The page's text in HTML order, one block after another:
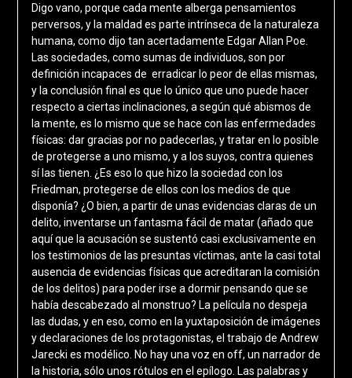
Digo vano, porque cada mente alberga pensamientos
perversos, y la maldad es parte intrínseca de la naturaleza
humana, como dijo tan acertadamente Edgar Allan Poe.
Las sociedades, como sumas de individuos, son por
definición incapaces de erradicar lo peor de ellas mismas,
y la conclusión final es que lo único que uno puede hacer
respecto a ciertas inclinaciones, a según qué abismos de
la mente, es lo mismo que se hace con las enfermedades
físicas: dar gracias por no padecerlas, y tratar en lo posible
de protegerse a uno mismo, y a los suyos, contra quienes
sí las tienen. ¿Es eso lo que hizo la sociedad con los
Friedman, protegerse de ellos con los medios de que
disponía? ¿O bien, a partir de unas evidencias claras de un
delito, inventarse un fantasma fácil de matar (añado que
aquí que la acusación se sustentó casi exclusivamente en
los testimonios de las presuntas víctimas, ante la casi total
ausencia de evidencias físicas que acreditaran la comisión
de los delitos) para poder irse a dormir pensando que se
había descabezado al monstruo? La película no despeja
las dudas, y en eso, como en la yuxtaposición de imágenes
y declaraciones de los protagonistas, el trabajo de Andrew
Jarecki es modélico. No hay una voz en off, un narrador de
la historia, sólo unos rótulos en el epílogo. Las palabras y